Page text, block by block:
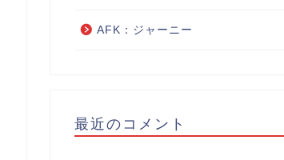
AFK：ジャーニー
最近のコメント